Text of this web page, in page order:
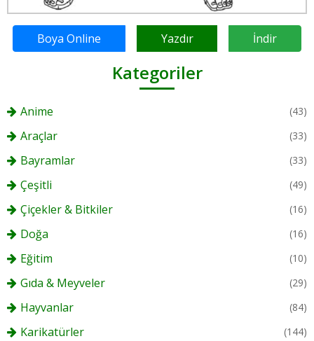
Boya Online Yazdır İndir
Kategoriler
Anime (43)
Araçlar (33)
Bayramlar (33)
Çeşitli (49)
Çiçekler & Bitkiler (16)
Doğa (16)
Eğitim (10)
Gıda & Meyveler (29)
Hayvanlar (84)
Karikatürler (144)